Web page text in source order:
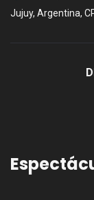
Jujuy, Argentina,